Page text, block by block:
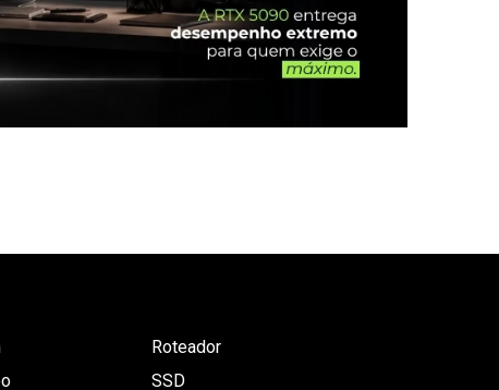
Roteador
SSD